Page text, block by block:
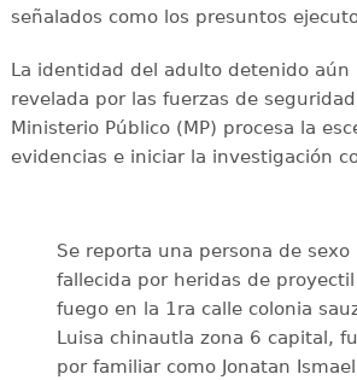
señalados como los presuntos
La identidad del adulto detenido aún
revelada por las fuerzas de
Ministerio Público (MP) procesa la
evidencias e iniciar la investigación
Se reporta una persona de sexo
fallecida por heridas de
fuego en la 1ra calle colonia
Luisa chinautla zona 6 capital,
por familiar como Jonatan